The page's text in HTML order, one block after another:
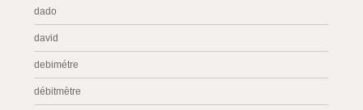
dado
david
debimétre
débitmètre